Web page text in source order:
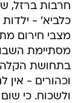
חרבות ברזל,
כלביא' -
מצבי חירום
מסתיימת
בתחושת הקלה.
וכהורים - אין
ולשכוח. כי